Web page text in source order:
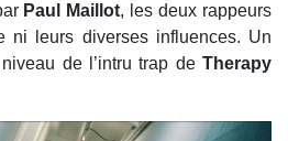
Paul Maillot, les deux rappeurs
ni leurs diverses influences. Un
de l’intru trap de Therapy